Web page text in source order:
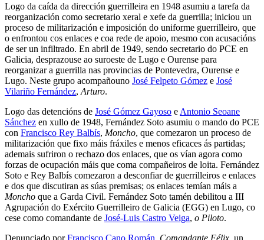
Logo da caída da dirección guerrilleira en 1948 asumiu a tarefa da
reorganización como secretario xeral e xefe da guerrilla; iniciou un
proceso de militarización e imposición do uniforme guerrilleiro, que
o enfrontou cos enlaces e coa rede de apoio, mesmo con acusacións
de ser un infiltrado. En abril de 1949, sendo secretario do PCE en
Galicia, desprazouse ao suroeste de Lugo e Ourense para
reorganizar a guerrilla nas provincias de Pontevedra, Ourense e
Lugo. Neste grupo acompañouno José Felpeto Gómez e José
Vilariño Fernández, Arturo.
Logo das detencións de José Gómez Gayoso e Antonio Seoane
Sánchez en xullo de 1948, Fernández Soto asumiu o mando do PCE
con Francisco Rey Balbís, Moncho, que comezaron un proceso de
militarización que fixo máis fráxiles e menos eficaces ás partidas;
ademais sufriron o rechazo dos enlaces, que os vían agora como
forzas de ocupación máis que coma compañeiros de loita. Fernández
Soto e Rey Balbís comezaron a desconfiar de guerrilleiros e enlaces
e dos que discutiran as súas premisas; os enlaces temían máis a
Moncho que a Garda Civil. Fernández Soto tamén debilitou a III
Agrupación do Exército Guerrilleiro de Galicia (EGG) en Lugo, co
cese como comandante de José-Luis Castro Veiga, o Piloto.
Denunciado porFrancisco Cano Román, Comandante Félix, un